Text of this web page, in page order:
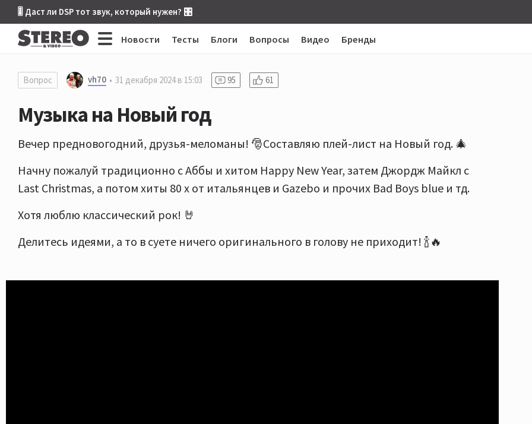
🎚 Даст ли DSP тот звук, который нужен? 🎛
Новости Тесты Блоги Вопросы Видео Бренды
Вопрос vh70 31 декабря 2024 в 15:03 95 61
Музыка на Новый год
Вечер предновогодний, друзья-меломаны! 🎅Составляю плей-лист на Новый год. 🎄
Начну пожалуй традиционно с Аббы и хитом Happy New Year, затем Джордж Майкл с
Last Christmas, а потом хиты 80 х от итальянцев и Gazebo и прочих Bad Boys blue и тд.
Хотя люблю классический рок! 🤘
Делитесь идеями, а то в суете ничего оригинального в голову не приходит! 🍾🔥